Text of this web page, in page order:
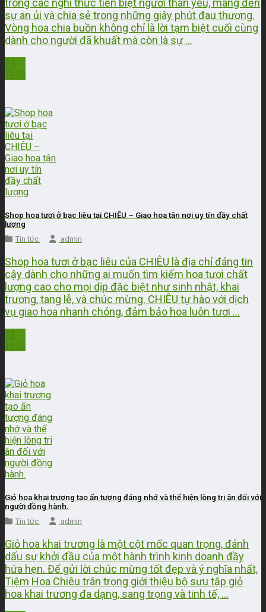
trong các nghi thức tiễn biệt người thân yêu, mang đến
sự an ủi và chia sẻ trong những giây phút đau thương.
Vòng hoa chia buồn không chỉ là lời tạm biệt cuối cùng
dành cho người đã khuất mà còn là sự ...
Shop hoa tươi ở bạc liêu tại CHIÊU – Giao hoa tận nơi uy tín đầy chất
lượng
Tin tức
admin
Shop hoa tươi ở bạc liêu của CHIÊU là địa chỉ đáng tin
cậy dành cho những ai muốn tìm kiếm hoa tươi chất
lượng cao cho mọi dịp đặc biệt như sinh nhật, khai
trương, tang lễ, và chúc mừng. CHIÊU tự hào với dịch
vụ giao hoa nhanh chóng, đảm bảo hoa luôn tươi ...
Giỏ hoa khai trương tạo ấn tượng đáng nhớ và thể hiện lòng tri ân đối với
người đồng hành.
Tin tức
admin
Giỏ hoa khai trương là một cột mốc quan trọng, đánh
dấu sự khởi đầu của một hành trình kinh doanh đầy
hứa hẹn. Để gửi lời chúc mừng tốt đẹp và ý nghĩa nhất,
Tiệm Hoa Chiêu trân trọng giới thiệu bộ sưu tập giỏ
hoa khai trương đa dạng, sang trọng và tinh tế, ...